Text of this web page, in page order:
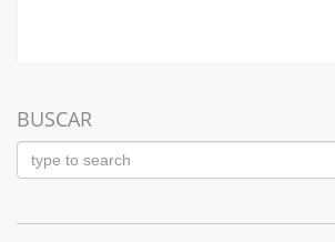
BUSCAR